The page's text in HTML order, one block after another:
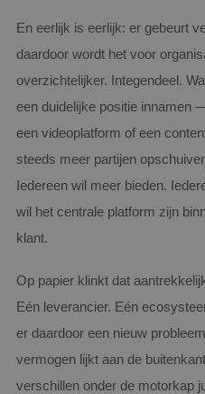
En eerlijk is eerlijk: er gebeurt
daardoor wordt het voor
overzichtelijker. Integendeel.
een duidelijke positie innamen
een videoplatform of een
steeds meer partijen
Iedereen wil meer bieden.
wil het centrale platform zijn
klant.
Op papier klinkt dat
Eén leverancier. Eén
er daardoor een nieuw
vermogen lijkt aan de
verschillen onder de motorkap